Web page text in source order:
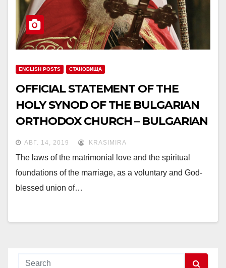
ENGLISH POSTS СТАНОВИЩА
OFFICIAL STATEMENT OF THE
HOLY SYNOD OF THE BULGARIAN
ORTHODOX CHURCH – BULGARIAN
PATRIARCH About a draft of the
NATIONAL CHILDREN STRATEGY
АВГ. 14, 2019 KRASIMIRA
The laws of the matrimonial love and the spiritual
foundations of the marriage, as a voluntary and God-
blessed union of…